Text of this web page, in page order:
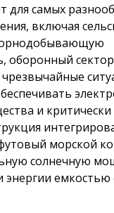
для самых
включая
оборонный
и
морской
солнечную
энергии емкостью